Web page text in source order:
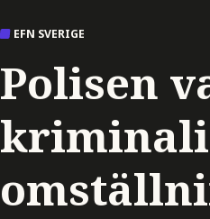
EFN SVERIGE
Polisen